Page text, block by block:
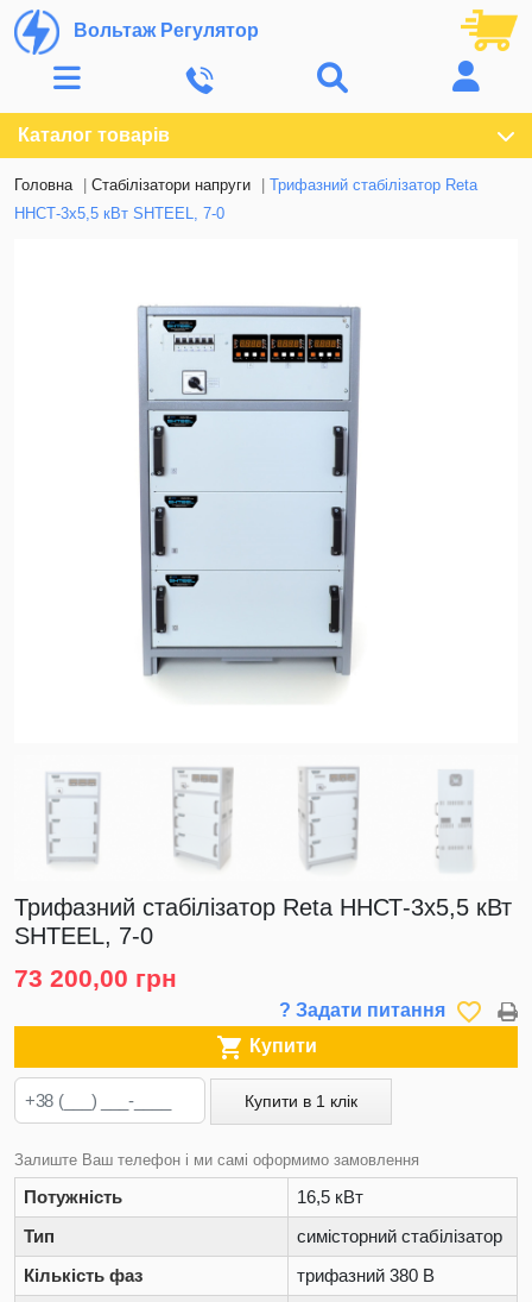
Вольтаж Регулятор
Каталог товарів
Головна Стабілізатори напруги
Трифазний стабілізатор Reta
ННСТ-3х5,5 кВт SHTEEL, 7-0
Трифазний стабілізатор Reta ННСТ-3х5,5 кВт
SHTEEL, 7-0
73 200,00 грн
? Задати питання favorite_border
 Купити
Купити в 1 клік
Залиште Ваш телефон і ми самі оформимо замовлення
Потужність
16,5 кВт
Тип
симісторний стабілізатор
Кількість фаз
трифазний 380 В